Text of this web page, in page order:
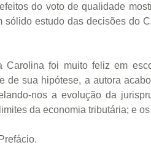
do voto de qualidade
sólido estudo das decisões do
Carolina foi muito feliz em
de sua hipótese, a autora
nos a evolução da
da economia tributária; e